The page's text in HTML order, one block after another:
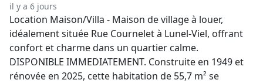
il y a 6 jours
Location Maison/Villa - Maison de village à louer,
idéalement située Rue Cournelet à Lunel-Viel, offrant
confort et charme dans un quartier calme.
DISPONIBLE IMMEDIATEMENT. Construite en 1949 et
rénovée en 2025, cette habitation de 55,7 m² se